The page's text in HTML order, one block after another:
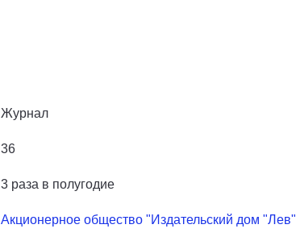
Журнал
36
3 раза в полугодие
Акционерное общество "Издательский дом "Лев"